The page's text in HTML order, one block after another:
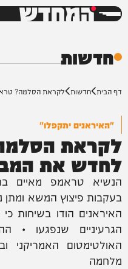
המחדש
חדשות
דף הבית חדשות לקראת הסלמה?
"האיראנים יתקפלו"
לקראת
לחדש את
הנשיא טראמפ מאיים
בעקבות פיצוץ המשא ומתן
האיראנים הודו בשיחות
הגרעיניים שנפגעו •
האולטימטום האמריקני
מלחמה